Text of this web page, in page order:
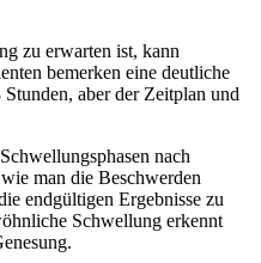
zu erwarten ist, kann
bemerken eine deutliche
aber der Zeitplan und
nach
man die Beschwerden
endgültigen Ergebnisse zu
Schwellung erkennt